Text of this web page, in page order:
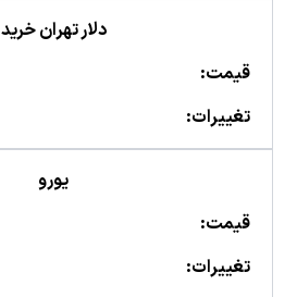
دلار تهران خرید
قیمت:
تغییرات:
یورو
قیمت:
تغییرات: